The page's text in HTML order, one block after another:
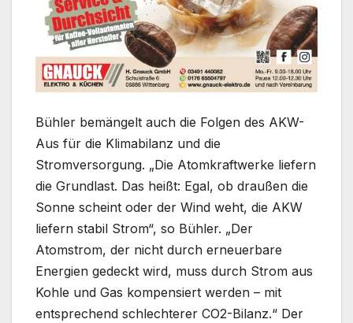
Bühler bemängelt auch die Folgen des AKW-
Aus für die Klimabilanz und die
Stromversorgung. „Die Atomkraftwerke liefern
die Grundlast. Das heißt: Egal, ob draußen die
Sonne scheint oder der Wind weht, die AKW
liefern stabil Strom“, so Bühler. „Der
Atomstrom, der nicht durch erneuerbare
Energien gedeckt wird, muss durch Strom aus
Kohle und Gas kompensiert werden – mit
entsprechend schlechterer CO2-Bilanz.“ Der